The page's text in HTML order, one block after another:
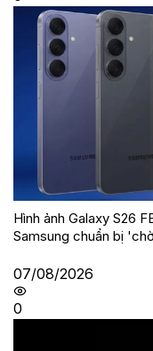
Hình ảnh Galaxy S26
Samsung chuẩn bị
07/08/2026
0